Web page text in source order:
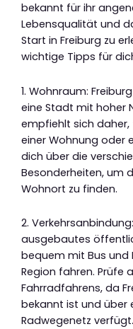
bekannt für ihr
Lebensqualität und
Start in Freiburg zu
wichtige Tipps für
1. Wohnraum:
eine Stadt mit hoher
empfiehlt sich daher,
einer Wohnung oder
dich über die
Besonderheiten, um
Wohnort zu finden.
2.
ausgebautes
bequem mit Bus und
Region fahren. Prüfe
Fahrradfahrens, da
bekannt ist und über
Radwegenetz verfügt.